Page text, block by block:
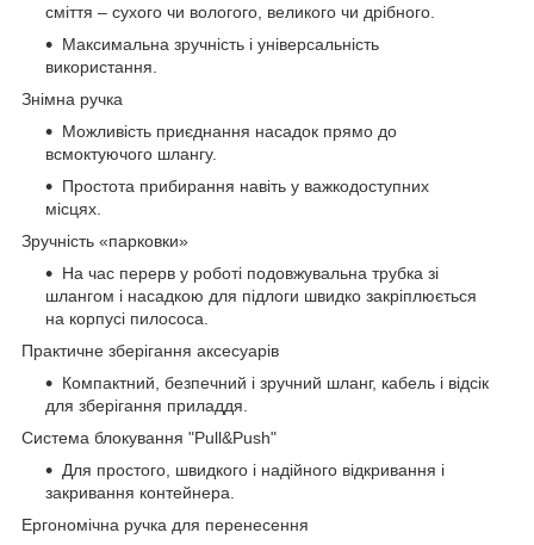
сміття – сухого чи вологого, великого чи дрібного.
Максимальна зручність і універсальність
використання.
Знімна ручка
Можливість приєднання насадок прямо до
всмоктуючого шлангу.
Простота прибирання навіть у важкодоступних
місцях.
Зручність «парковки»
На час перерв у роботі подовжувальна трубка зі
шлангом і насадкою для підлоги швидко закріплюється
на корпусі пилососа.
Практичне зберігання аксесуарів
Компактний, безпечний і зручний шланг, кабель і відсік
для зберігання приладдя.
Система блокування "Pull&Push"
Для простого, швидкого і надійного відкривання і
закривання контейнера.
Ергономічна ручка для перенесення